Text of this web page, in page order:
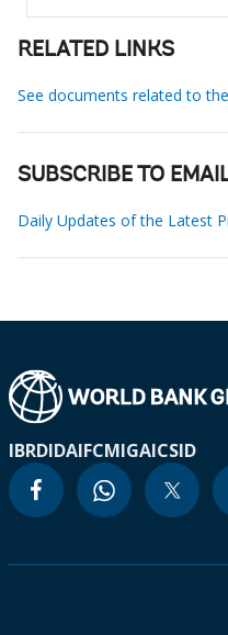
RELATED LINKS
See documents related to
SUBSCRIBE TO
Daily Updates of the Latest
IBRDIDAIFCMIGAICSID